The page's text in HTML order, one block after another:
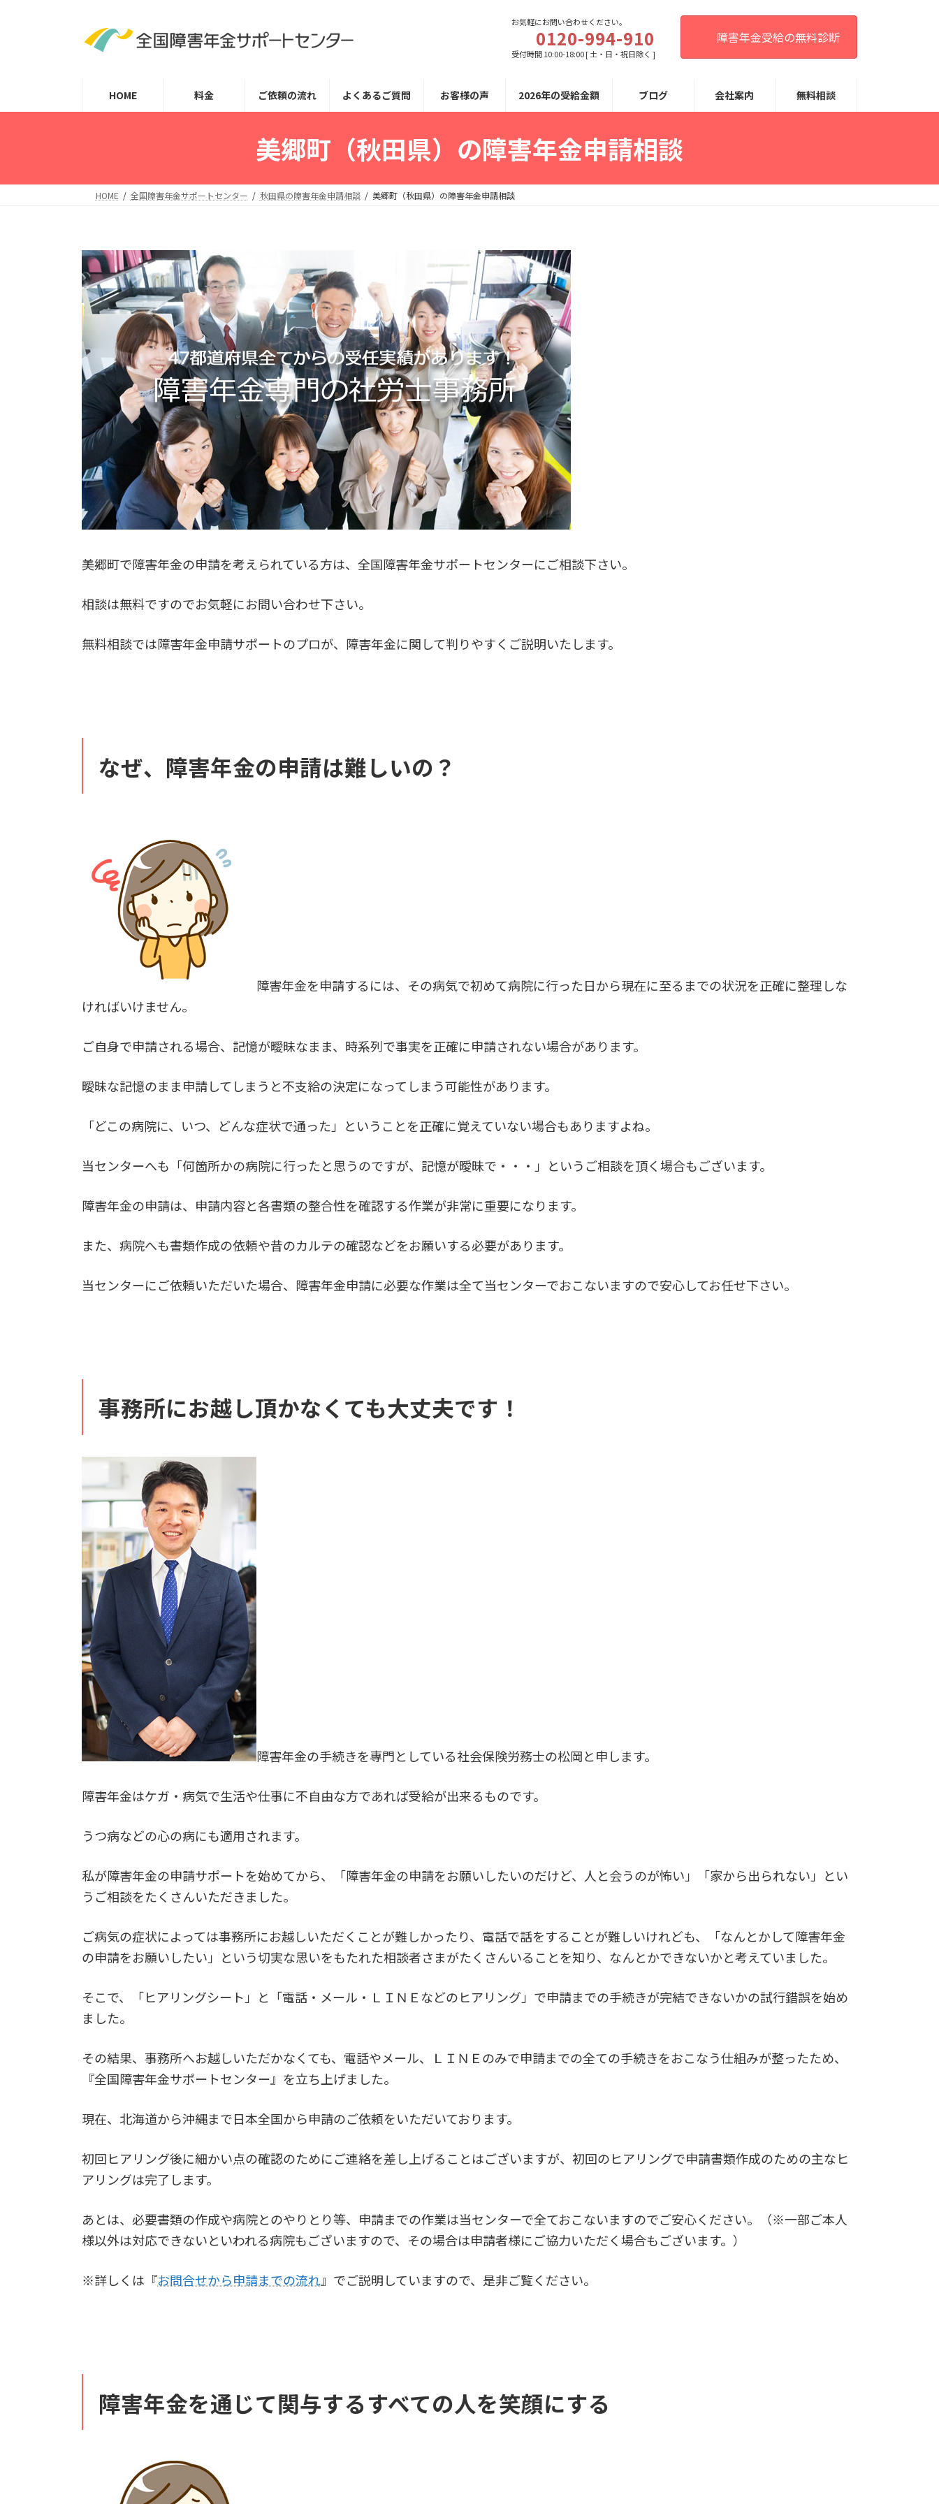
ス
ン
お気軽にお問い合わせください。
0120-994-910
受付時間 10:00-18:00 [ 土・日・祝日除く ]
障害年金受給の無料診断
HOME 料金 ご依頼の流れ よくあるご質問 お客様の声 2026年の受給金額 ブログ 会社案内 無料相談
美郷町（秋田県）の障害年金申請相談
HOME 全国障害年金サポートセンター 秋田県の障害年金申請相談 美郷町（秋田県）の障害年金申請相談
美郷町で障害年金の申請を考えられている方は、全国障害年金サポートセンターにご相談下さい。
相談は無料ですのでお気軽にお問い合わせ下さい。
無料相談では障害年金申請サポートのプロが、障害年金に関して判りやすくご説明いたします。
なぜ、障害年金の申請は難しいの？
障害年金を申請するには、その病気で初めて病院に行った日から現在に至るまでの状況を正確に整理しな
ければいけません。
ご自身で申請される場合、記憶が曖昧なまま、時系列で事実を正確に申請されない場合があります。
曖昧な記憶のまま申請してしまうと不支給の決定になってしまう可能性があります。
「どこの病院に、いつ、どんな症状で通った」ということを正確に覚えていない場合もありますよね。
当センターへも「何箇所かの病院に行ったと思うのですが、記憶が曖昧で・・・」というご相談を頂く場合もございます。
障害年金の申請は、申請内容と各書類の整合性を確認する作業が非常に重要になります。
また、病院へも書類作成の依頼や昔のカルテの確認などをお願いする必要があります。
当センターにご依頼いただいた場合、障害年金申請に必要な作業は全て当センターでおこないますので安心してお任せ下さい。
事務所にお越し頂かなくても大丈夫です！
障害年金の手続きを専門としている社会保険労務士の松岡と申します。
障害年金はケガ・病気で生活や仕事に不自由な方であれば受給が出来るものです。
うつ病などの心の病にも適用されます。
私が障害年金の申請サポートを始めてから、「障害年金の申請をお願いしたいのだけど、人と会うのが怖い」「家から出られない」とい
うご相談をたくさんいただきました。
ご病気の症状によっては事務所にお越しいただくことが難しかったり、電話で話をすることが難しいけれども、「なんとかして障害年金
の申請をお願いしたい」という切実な思いをもたれた相談者さまがたくさんいることを知り、なんとかできないかと考えていました。
そこで、「ヒアリングシート」と「電話・メール・ＬＩＮＥなどのヒアリング」で申請までの手続きが完結できないかの試行錯誤を始め
ました。
その結果、事務所へお越しいただかなくても、電話やメール、ＬＩＮＥのみで申請までの全ての手続きをおこなう仕組みが整ったため、
『全国障害年金サポートセンター』を立ち上げました。
現在、北海道から沖縄まで日本全国から申請のご依頼をいただいております。
初回ヒアリング後に細かい点の確認のためにご連絡を差し上げることはございますが、初回のヒアリングで申請書類作成のための主なヒ
アリングは完了します。
あとは、必要書類の作成や病院とのやりとり等、申請までの作業は当センターで全ておこないますのでご安心ください。（※一部ご本人
様以外は対応できないといわれる病院もございますので、その場合は申請者様にご協力いただく場合もございます。）
※詳しくは『お問合せから申請までの流れ』でご説明していますので、是非ご覧ください。
障害年金を通じて関与するすべての人を笑顔にする